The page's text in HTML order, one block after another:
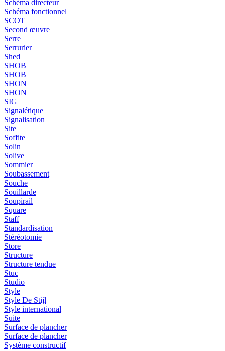
Schéma directeur
Schéma fonctionnel
SCOT
Second œuvre
Serre
Serrurier
Shed
SHOB
SHOB
SHON
SHON
SIG
Signalétique
Signalisation
Site
Soffite
Solin
Solive
Sommier
Soubassement
Souche
Souillarde
Soupirail
Square
Staff
Standardisation
Stéréotomie
Store
Structure
Structure tendue
Stuc
Studio
Style
Style De Stijl
Style international
Suite
Surface de plancher
Surface de plancher
Système constructif